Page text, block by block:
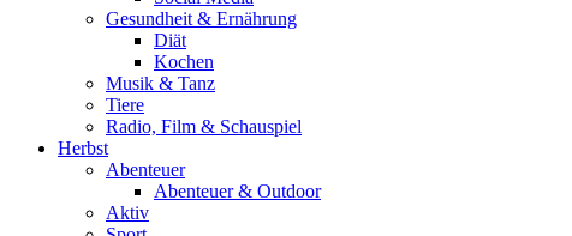
Gesundheit & Ernährung
Diät
Kochen
Musik & Tanz
Tiere
Radio, Film & Schauspiel
Herbst
Abenteuer
Abenteuer & Outdoor
Aktiv